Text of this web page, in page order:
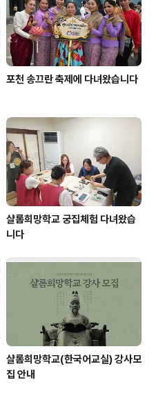
포천 송끄란 축제에 다녀왔습니다
샬롬희망학교 궁집체험 다녀왔습
니다
샬롬희망학교(한국어교실) 강사모
집 안내